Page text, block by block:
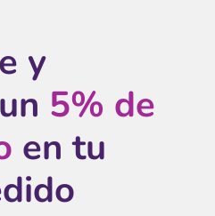
y
5% de
en tu